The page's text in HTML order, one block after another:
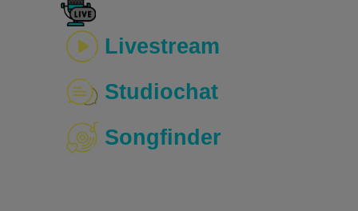
Livestream
Studiochat
Songfinder